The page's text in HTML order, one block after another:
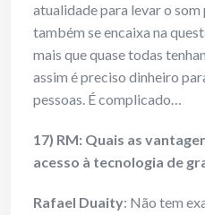
atualidade para levar o som
também se encaixa na
mais que quase todas
assim é preciso dinheiro
pessoas. É complicado…
17) RM: Quais as
acesso à tecnologia de
Rafael Duaity: Não tem